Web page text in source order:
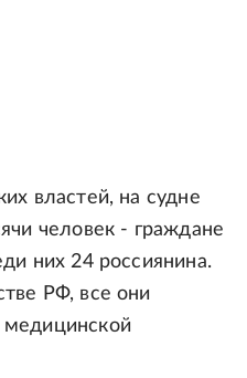
властей, на судне
человек - граждане
них 24 россиянина.
РФ, все они